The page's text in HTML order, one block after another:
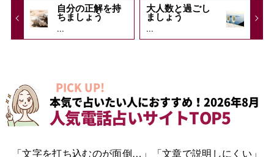
自分の正解を持
ちましょう
...
大人数と過ごし
ましょう
...
PICK UP!
本気で占いたい人におすすめ！2026年8月
人気電話占いサイトTOP5
「文字を打ち込むのが面倒…」「文章で説明しにくい」